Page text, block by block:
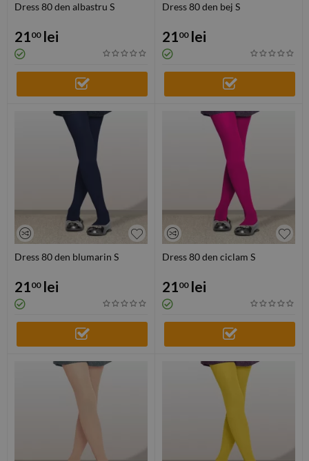
Dress 80 den albastru S
2100 lei
Dress 80 den bej S
2100 lei
Dress 80 den blumarin S
2100 lei
Dress 80 den ciclam S
2100 lei